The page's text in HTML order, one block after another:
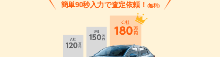
簡単90秒入力で査定依頼！ (無料)